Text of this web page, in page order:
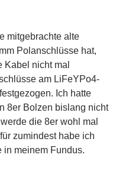
mitgebrachte alte
Polanschlüsse hat,
nicht mal
am LiFeYPo4-
Ich hatte
8er Bolzen bislang nicht
die 8er wohl mal
zumindest habe ich
meinem Fundus.